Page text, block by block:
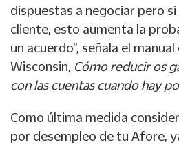
dispuestas a negociar pero si
cliente, esto aumenta la
un acuerdo”, señala el
Wisconsin, Cómo reducir os
con las cuentas cuando hay
Como última medida
por desempleo de tu Afore,